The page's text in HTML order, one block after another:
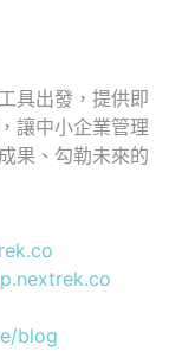
具出發，提供即
讓中小企業管理
果、勾勒未來的
blog